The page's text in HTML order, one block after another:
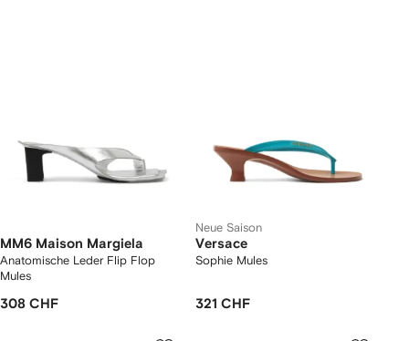
MM6 Maison Margiela
Anatomische Leder Flip Flop
Mules
308 CHF
Neue Saison
Versace
Sophie Mules
321 CHF